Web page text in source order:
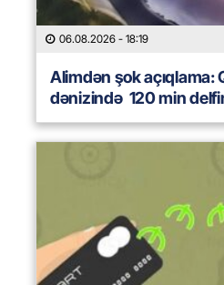
06.08.2026 - 18:19
Alimdən şok açıqlama:
dənizində 120 min